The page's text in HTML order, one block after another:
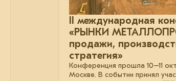
II международная
«РЫНКИ
продажи,
стратегия»
Конференция прошла 10–11
Москве. В событии принял